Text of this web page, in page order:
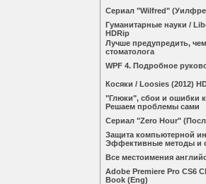
Сериал "Wilfred"
Гуманитарные науки /
HDRip
Лучше предупредить,
стоматолога
WPF 4. Подробное
Косяки / Loosies (2012)
"Глюки", сбои и ошибки
Решаем проблемы сами
Сериал "Zero Hour"
Защита компьютерной
Эффективные методы и
Все местоимения
Adobe Premiere Pro CS6
Book (Eng)